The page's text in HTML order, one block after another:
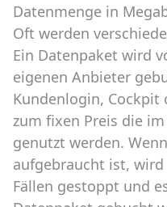
Datenmenge in
Oft werden
Ein Datenpaket wird
eigenen Anbieter
Kundenlogin, Cockpit
zum fixen Preis die
genutzt werden.
aufgebraucht ist,
Fällen gestoppt und